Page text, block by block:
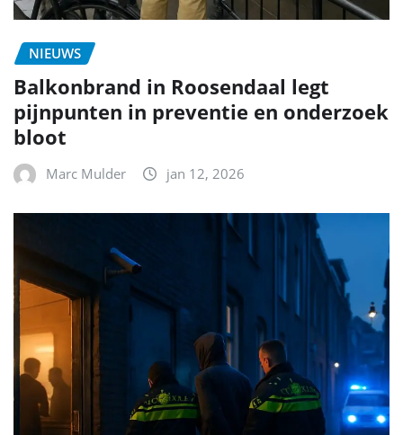
NIEUWS
Balkonbrand in Roosendaal legt
pijnpunten in preventie en onderzoek
bloot
Marc Mulder jan 12, 2026